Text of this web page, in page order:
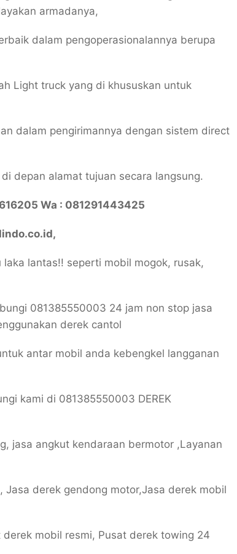
armadanya,
dalam pengoperasionalannya berupa
Light truck yang di khususkan untuk
dalam pengirimannya dengan sistem direct
depan alamat tujuan secara langsung.
Wa : 081291443425
lantas!! seperti mobil mogok, rusak,
081385550003 24 jam non stop jasa
derek cantol
antar mobil anda kebengkel langganan
kami di 081385550003 DEREK
jasa angkut kendaraan bermotor ,Layanan
derek gendong motor,Jasa derek mobil
derek mobil resmi, Pusat derek towing 24